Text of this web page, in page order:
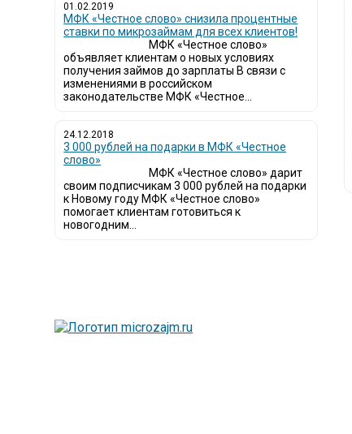
01.02.2019
МФК «Честное слово» снизила процентные
ставки по микрозаймам для всех клиентов!
МФК «Честное слово»
объявляет клиентам о новых условиях
получения займов до зарплаты В связи с
изменениями в российском
законодательстве МФК «Честное...
24.12.2018
3 000 рублей на подарки в МФК «Честное
слово»
МФК «Честное слово» дарит
своим подписчикам 3 000 рублей на подарки
к Новому году МФК «Честное слово»
помогает клиентам готовиться к
новогодним...